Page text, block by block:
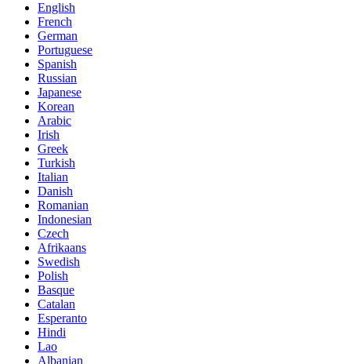
English
French
German
Portuguese
Spanish
Russian
Japanese
Korean
Arabic
Irish
Greek
Turkish
Italian
Danish
Romanian
Indonesian
Czech
Afrikaans
Swedish
Polish
Basque
Catalan
Esperanto
Hindi
Lao
Albanian